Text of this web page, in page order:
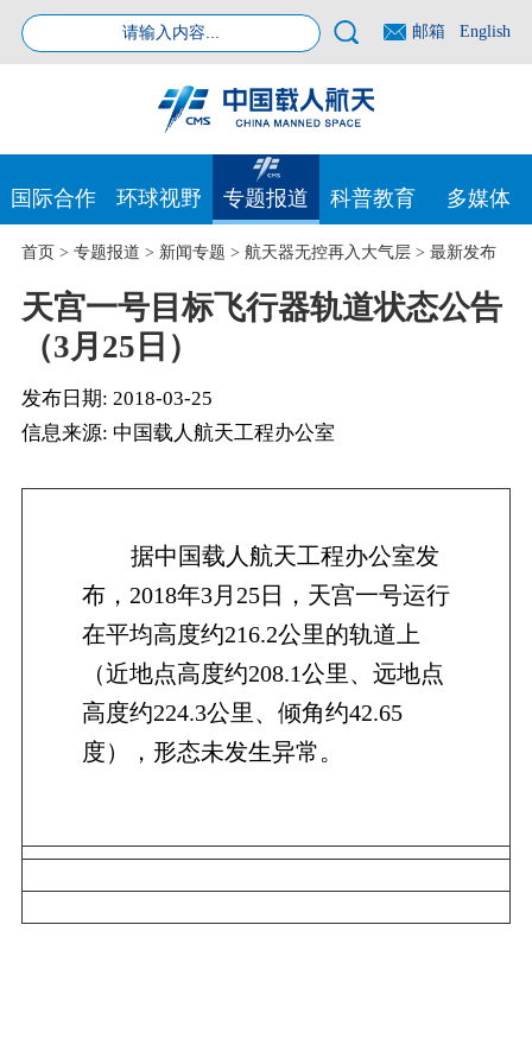
邮箱 English
国际合作 环球视野 专题报道 科普教育 多媒体
首页> 专题报道 > 新闻专题 > 航天器无控再入大气层> 最新发布
天宫一号目标飞行器轨道状态公告
（3月25日）
发布日期: 2018-03-25
信息来源: 中国载人航天工程办公室
据中国载人航天工程办公室发
布，2018年3月25日，天宫一号运行
在平均高度约216.2公里的轨道上
（近地点高度约208.1公里、远地点
高度约224.3公里、倾角约42.65
度），形态未发生异常。